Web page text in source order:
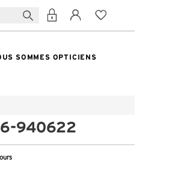
SOMMES OPTICIENS
940622